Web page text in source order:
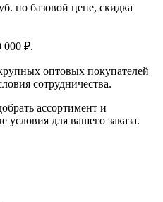
по базовой цене, скидка
000 ₽.
оптовых покупателей
сотрудничества.
ассортимент и
условия для вашего заказа.